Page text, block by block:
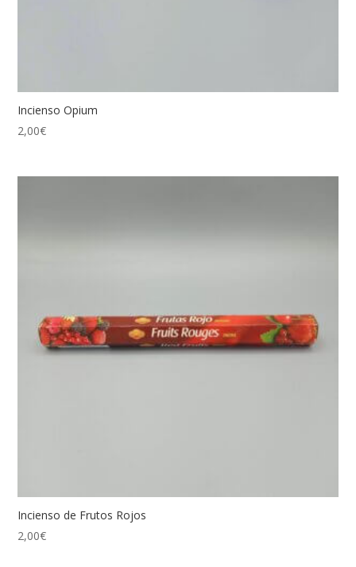
Incienso Opium
2,00€
Incienso de Frutos Rojos
2,00€